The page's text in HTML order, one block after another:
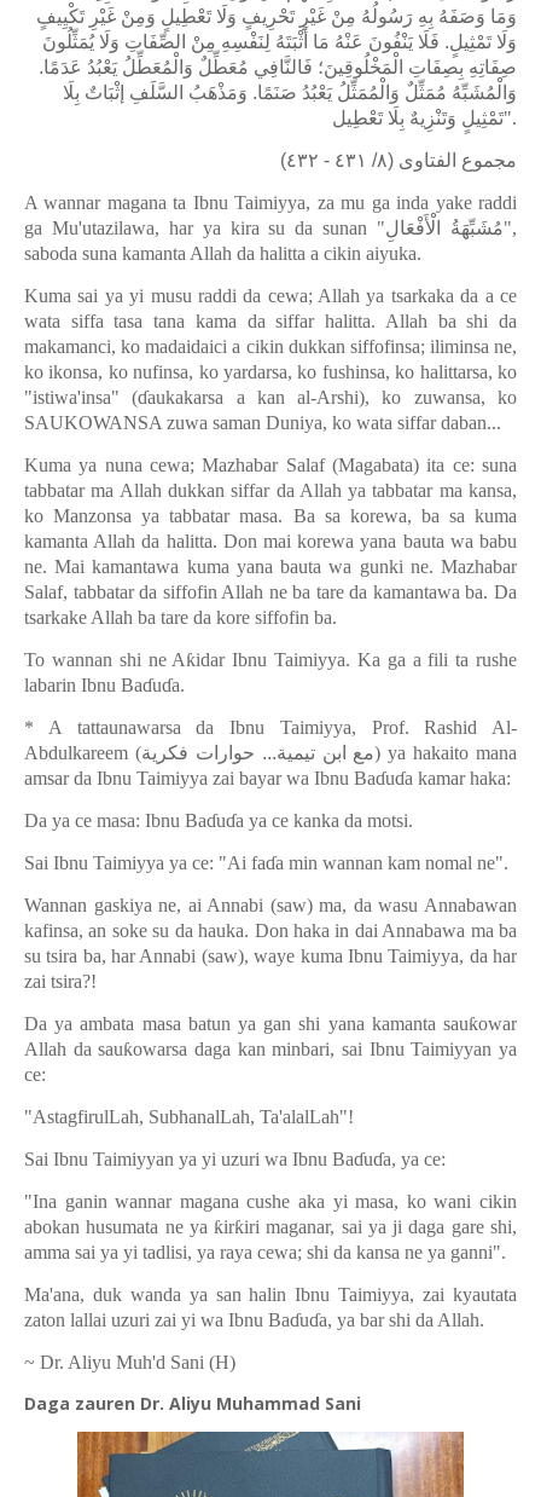
وَمَا وَصَفَهُ بِهِ رَسُولُهُ مِنْ غَيْرِ تَحْرِيفٍ وَلَا تَعْطِيلٍ وَمِنْ غَيْرِ تَكْيِيفٍ
وَلَا تَمْثِيلٍ. فَلَا يَنْفُونَ عَنْهُ مَا أَثْبَتَهُ لِنَفْسِهِ مِنْ الصِّفَاتِ وَلَا يُمَثِّلُونَ
صِفَاتِهِ بِصِفَاتِ الْمَخْلُوقِينَ؛ فَالنَّافِي مُعَطِّلٌ وَالْمُعَطِّلُ يَعْبُدُ عَدَمًا.
وَالْمُشَبِّهُ مُمَثِّلٌ وَالْمُمَثِّلُ يَعْبُدُ صَنَمًا. وَمَذْهَبُ السَّلَفِ إثْبَاتٌ بِلَا
تَمْثِيلٍ وَتَنْزِيهٌ بِلَا تَعْطِيل".
مجموع الفتاوى (٨/ ٤٣١ - ٤٣٢)
A wannar magana ta Ibnu Taimiyya, za mu ga inda yake raddi
ga Mu'utazilawa, har ya kira su da sunan "مُشَبِّهَةُ الْأَفْعَالِ",
saboda suna kamanta Allah da halitta a cikin aiyuka.
Kuma sai ya yi musu raddi da cewa; Allah ya tsarkaka da a ce
wata siffa tasa tana kama da siffar halitta. Allah ba shi da
makamanci, ko madaidaici a cikin dukkan siffofinsa; iliminsa ne,
ko ikonsa, ko nufinsa, ko yardarsa, ko fushinsa, ko halittarsa, ko
"istiwa'insa" (ɗaukakarsa a kan al-Arshi), ko zuwansa, ko
SAUKOWANSA zuwa saman Duniya, ko wata siffar daban...
Kuma ya nuna cewa; Mazhabar Salaf (Magabata) ita ce: suna
tabbatar ma Allah dukkan siffar da Allah ya tabbatar ma kansa,
ko Manzonsa ya tabbatar masa. Ba sa korewa, ba sa kuma
kamanta Allah da halitta. Don mai korewa yana bauta wa babu
ne. Mai kamantawa kuma yana bauta wa gunki ne. Mazhabar
Salaf, tabbatar da siffofin Allah ne ba tare da kamantawa ba. Da
tsarkake Allah ba tare da kore siffofin ba.
To wannan shi ne Aƙidar Ibnu Taimiyya. Ka ga a fili ta rushe
labarin Ibnu Baɗuɗa.
* A tattaunawarsa da Ibnu Taimiyya, Prof. Rashid Al-
Abdulkareem (مع ابن تيمية... حوارات فكرية) ya hakaito mana
amsar da Ibnu Taimiyya zai bayar wa Ibnu Baɗuɗa kamar haka:
Da ya ce masa: Ibnu Baɗuɗa ya ce kanka da motsi.
Sai Ibnu Taimiyya ya ce: "Ai faɗa min wannan kam nomal ne".
Wannan gaskiya ne, ai Annabi (saw) ma, da wasu Annabawan
kafinsa, an soke su da hauka. Don haka in dai Annabawa ma ba
su tsira ba, har Annabi (saw), waye kuma Ibnu Taimiyya, da har
zai tsira?!
Da ya ambata masa batun ya gan shi yana kamanta sauƙowar
Allah da sauƙowarsa daga kan minbari, sai Ibnu Taimiyyan ya
ce:
"AstagfirulLah, SubhanalLah, Ta'alalLah"!
Sai Ibnu Taimiyyan ya yi uzuri wa Ibnu Baɗuɗa, ya ce:
"Ina ganin wannar magana cushe aka yi masa, ko wani cikin
abokan husumata ne ya ƙirƙiri maganar, sai ya ji daga gare shi,
amma sai ya yi tadlisi, ya raya cewa; shi da kansa ne ya ganni".
Ma'ana, duk wanda ya san halin Ibnu Taimiyya, zai kyautata
zaton lallai uzuri zai yi wa Ibnu Baɗuɗa, ya bar shi da Allah.
~ Dr. Aliyu Muh'd Sani (H)
Daga zauren Dr. Aliyu Muhammad Sani